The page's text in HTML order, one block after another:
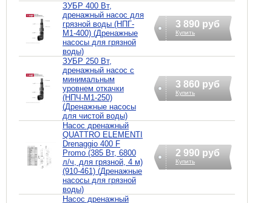
ЗУБР 400 Вт,
дренажный насос для
грязной воды (НПГ-
М1-400) (Дренажные
насосы для грязной
воды)
3 890 руб
Купить
ЗУБР 250 Вт,
дренажный насос с
минимальным
уровнем откачки
(НПЧ-М1-250)
(Дренажные насосы
для чистой воды)
3 860 руб
Купить
Насос дренажный
QUATTRO ELEMENTI
Drenaggio 400 F
Promo (385 Вт, 6800
л/ч, для грязной, 4 м)
(910-461) (Дренажные
насосы для грязной
воды)
2 990 руб
Купить
Насос дренажный